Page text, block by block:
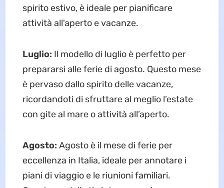
spirito estivo, è ideale per pianificare
attività all'aperto e vacanze.
Luglio: Il modello di luglio è perfetto per
prepararsi alle ferie di agosto. Questo mese
è pervaso dallo spirito delle vacanze,
ricordandoti di sfruttare al meglio l’estate
con gite al mare o attività all’aperto.
Agosto: Agosto è il mese di ferie per
eccellenza in Italia, ideale per annotare i
piani di viaggio e le riunioni familiari.